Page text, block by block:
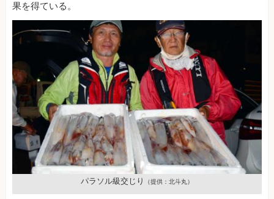
果を得ている。
パラソル級交じり （提供：北斗丸）